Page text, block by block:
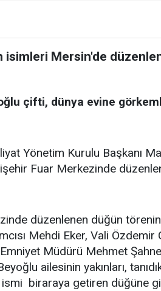
isimleri Mersin'de
çifti, dünya evine
Yönetim Kurulu Başkanı
Fuar Merkezinde
düzenlenen düğün
Mehdi Eker, Vali Özdemir
Müdürü Mehmet
ailesinin yakınları,
ismi biraraya getiren düğüne